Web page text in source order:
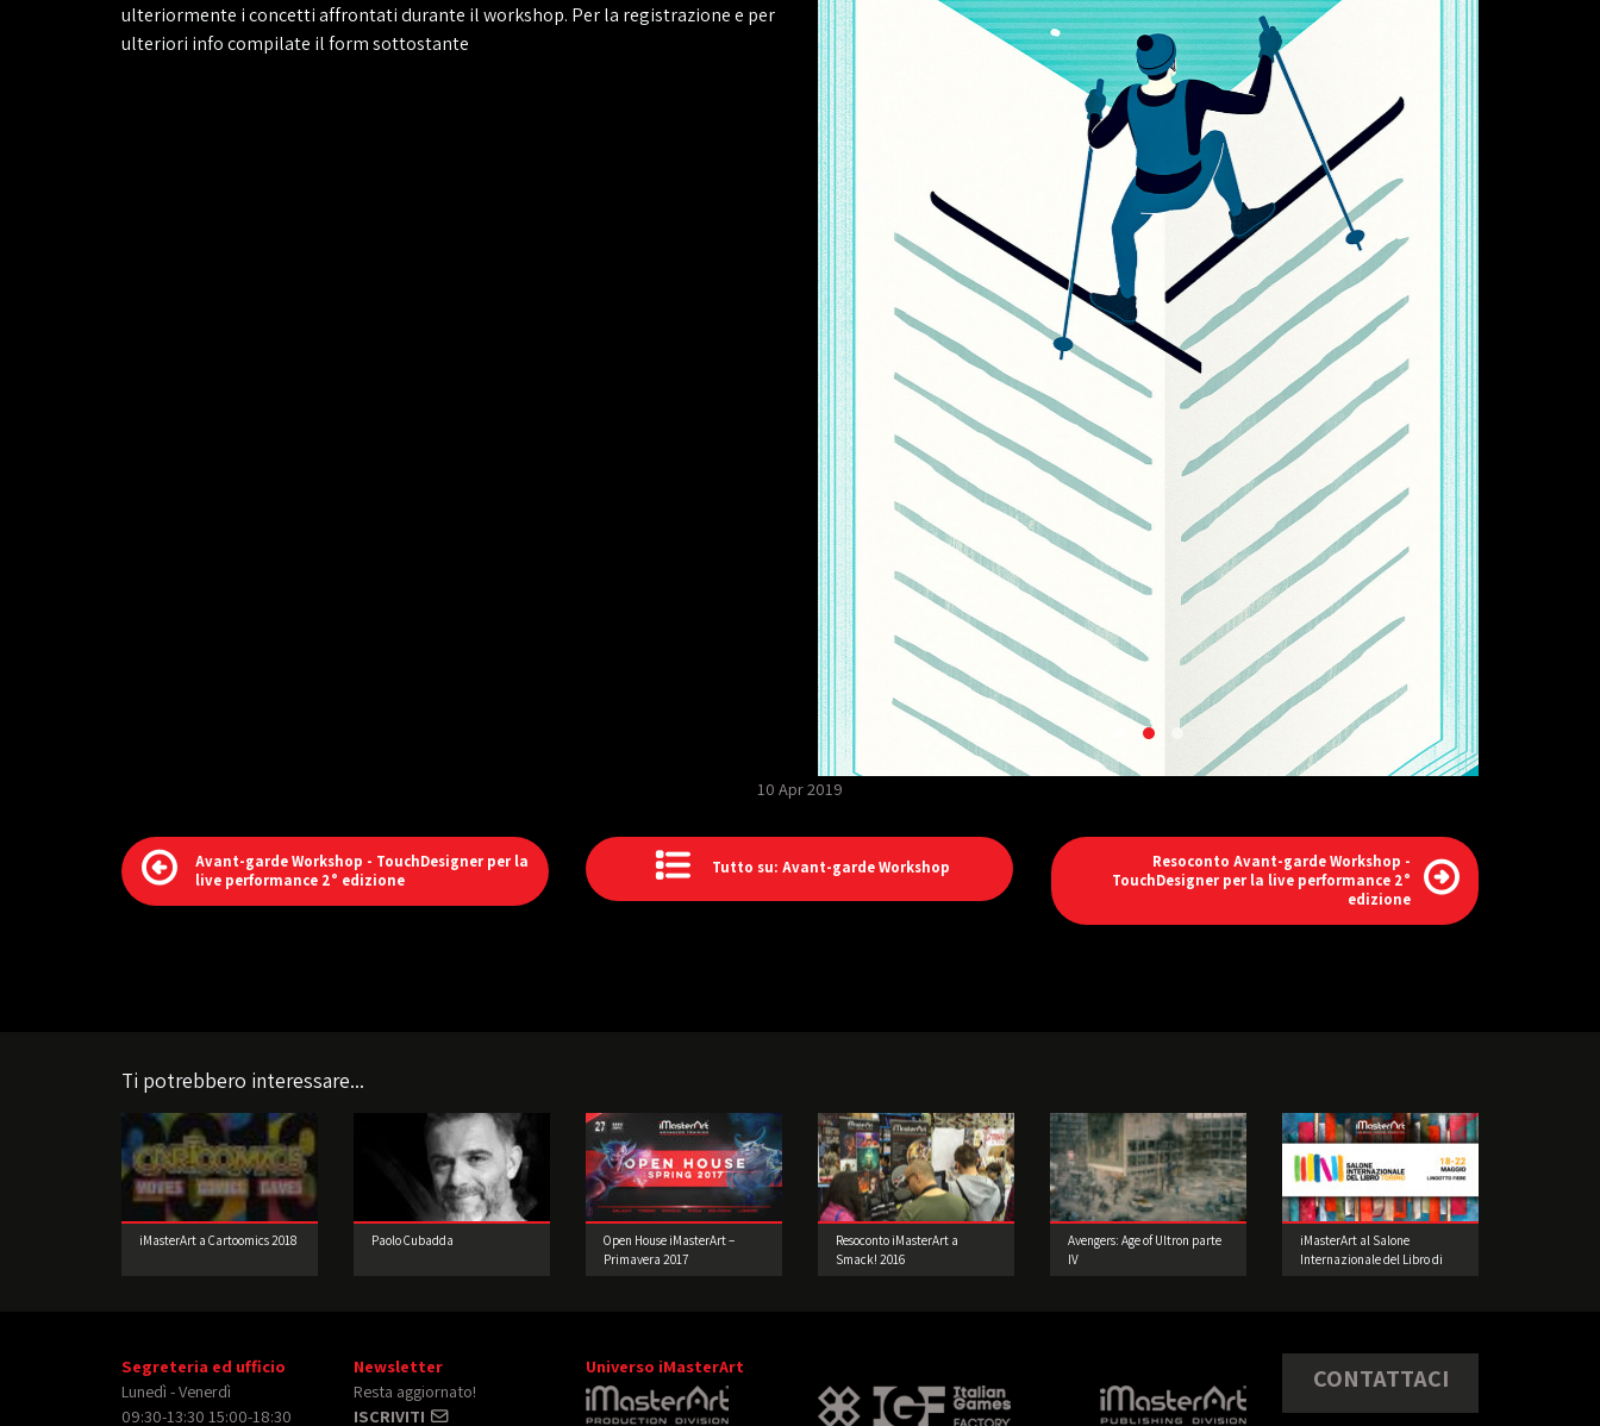
ulteriormente i concetti affrontati durante il workshop. Per la registrazione e per
ulteriori info compilate il form sottostante
10 Apr 2019
Avant-garde Workshop - TouchDesigner per la
live performance 2° edizione
Tutto su: Avant-garde Workshop
Resoconto Avant-garde Workshop -
TouchDesigner per la live performance 2°
edizione
Ti potrebbero interessare...
iMasterArt a Cartoomics 2018 Paolo Cubadda
Open House iMasterArt –
Primavera 2017
Resoconto iMasterArt a
Smack! 2016
Avengers: Age of Ultron parte
IV
iMasterArt al Salone
Internazionale del Libro di
Segreteria ed ufficio
Lunedì - Venerdì
09:30-13:30 15:00-18:30
Newsletter
Resta aggiornato!
ISCRIVITI
Universo iMasterArt CONTATTACI